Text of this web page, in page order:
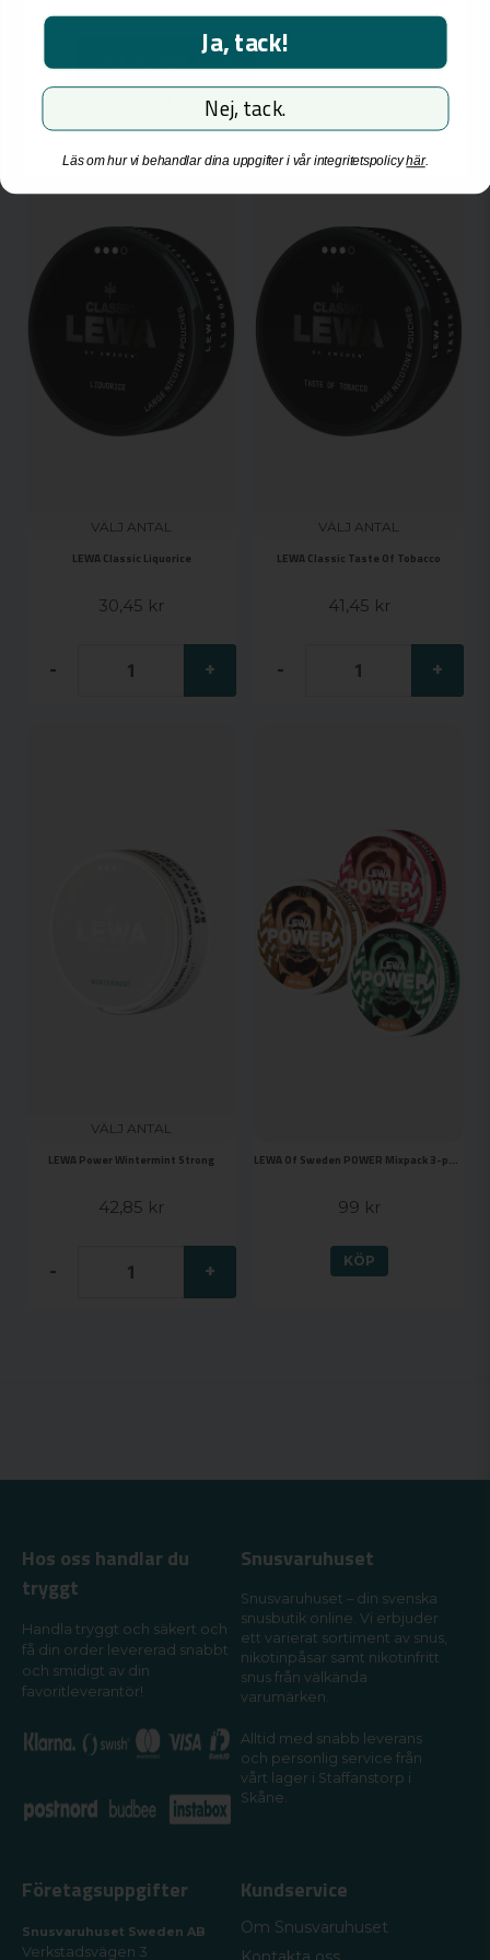
- +
VÄLJ ANTAL
LEWA Classic Liquorice
30,45 kr
- +
VÄLJ ANTAL
LEWA Classic Taste Of Tobacco
41,45 kr
- +
VÄLJ ANTAL
LEWA Power Wintermint Strong
42,85 kr
- +
LEWA Of Sweden POWER Mixpack 3-pack
99 kr
KÖP
Jag är över 18 år
Jag är inte över 18 år
Hos oss handlar du
tryggt
Handla tryggt och säkert och
få din order levererad snabbt
och smidigt av din
favoritleverantör!
Snusvaruhuset
Snusvaruhuset – din svenska
snusbutik online. Vi erbjuder
ett varierat sortiment av snus,
nikotinpåsar samt nikotinfritt
snus från välkända
varumärken.
Alltid med snabb leverans
och personlig service från
vårt lager i Staffanstorp i
Skåne.
Företagsuppgifter
Snusvaruhuset Sweden AB
Verkstadsvägen 3
Kundservice
Om Snusvaruhuset
Ja, tack!
Nej, tack.
Läs om hur vi behandlar dina uppgifter i vår integritetspolicyhär.